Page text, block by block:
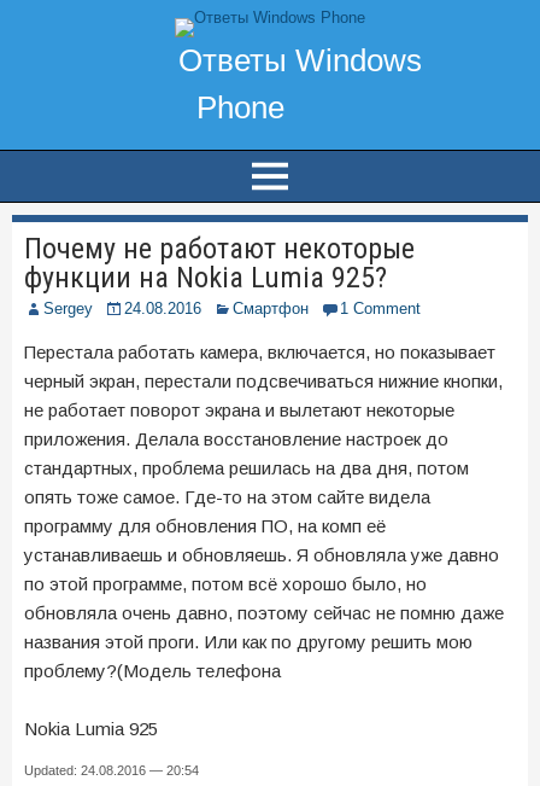
Почему не работают некоторые
функции на Nokia Lumia 925?
Sergey 24.08.2016 Смартфон 1 Comment
Перестала работать камера, включается, но показывает
черный экран, перестали подсвечиваться нижние кнопки,
не работает поворот экрана и вылетают некоторые
приложения. Делала восстановление настроек до
стандартных, проблема решилась на два дня, потом
опять тоже самое. Где-то на этом сайте видела
программу для обновления ПО, на комп её
устанавливаешь и обновляешь. Я обновляла уже давно
по этой программе, потом всё хорошо было, но
обновляла очень давно, поэтому сейчас не помню даже
названия этой проги. Или как по другому решить мою
проблему?(Модель телефона
Nokia Lumia 925
Updated: 24.08.2016 — 20:54